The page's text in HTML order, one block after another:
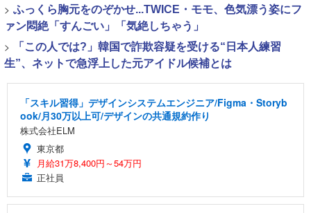
> ふっくら胸元をのぞかせ...TWICE・モモ、色気漂う姿にフ
ァン悶絶「すんごい」「気絶しちゃう」
>
「この人では?」韓国で詐欺容疑を受ける“日本人練習
生”、ネットで急浮上した元アイドル候補とは
「スキル習得」デザインシステムエンジニア/Figma・Storyb
ook/月30万以上可/デザインの共通規約作り
株式会社ELM
東京都
月給31万8,400円～54万円
正社員